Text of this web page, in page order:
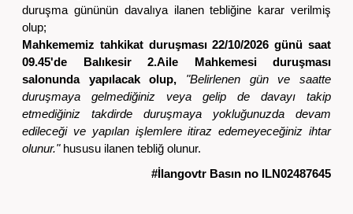
duruşma gününün davalıya ilanen tebliğine karar verilmiş
olup;
Mahkememiz tahkikat duruşması 22/10/2026 günü saat
09.45'de Balıkesir 2.Aile Mahkemesi duruşması
salonunda yapılacak olup, "Belirlenen gün ve saatte
duruşmaya gelmediğiniz veya gelip de davayı takip
etmediğiniz takdirde duruşmaya yokluğunuzda devam
edileceği ve yapılan işlemlere itiraz edemeyeceğiniz ihtar
olunur."hususu ilanen tebliğ olunur.
#İlangovtr Basın no ILN02487645